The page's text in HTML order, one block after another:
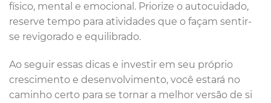
físico, mental e emocional. Priorize o autocuidado,
reserve tempo para atividades que o façam sentir-
se revigorado e equilibrado.
Ao seguir essas dicas e investir em seu próprio
crescimento e desenvolvimento, você estará no
caminho certo para se tornar a melhor versão de si